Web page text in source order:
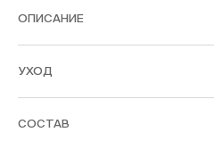
ОПИСАНИЕ
УХОД
СОСТАВ